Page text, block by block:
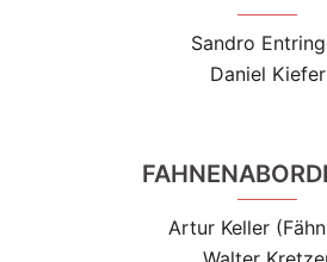
Sandro
Daniel Kiefer
Artur Keller